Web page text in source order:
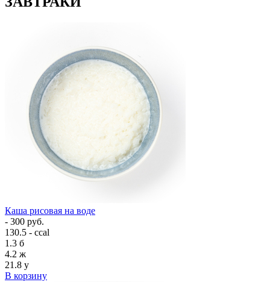
Каша рисовая на воде
- 300 руб.
130.5 - ccal
1.3 б
4.2 ж
21.8 у
В корзину